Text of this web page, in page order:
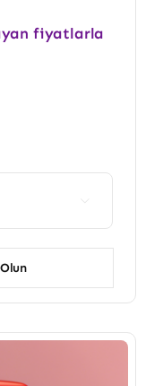
fiyatlarla